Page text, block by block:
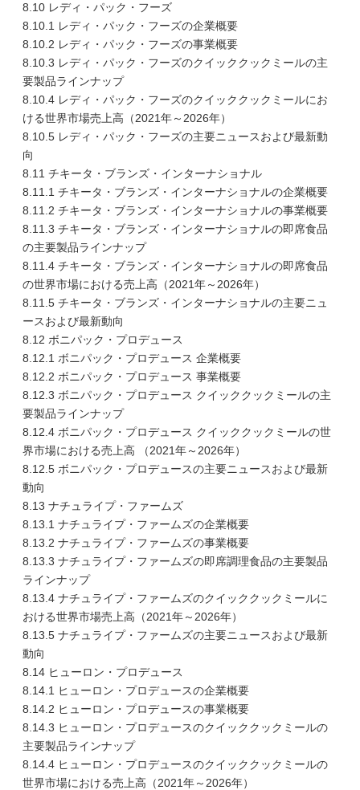
8.10 レディ・パック・フーズ
8.10.1 レディ・パック・フーズの企業概要
8.10.2 レディ・パック・フーズの事業概要
8.10.3 レディ・パック・フーズのクイッククックミールの主
要製品ラインナップ
8.10.4 レディ・パック・フーズのクイッククックミールにお
ける世界市場売上高（2021年～2026年）
8.10.5 レディ・パック・フーズの主要ニュースおよび最新動
向
8.11 チキータ・ブランズ・インターナショナル
8.11.1 チキータ・ブランズ・インターナショナルの企業概要
8.11.2 チキータ・ブランズ・インターナショナルの事業概要
8.11.3 チキータ・ブランズ・インターナショナルの即席食品
の主要製品ラインナップ
8.11.4 チキータ・ブランズ・インターナショナルの即席食品
の世界市場における売上高（2021年～2026年）
8.11.5 チキータ・ブランズ・インターナショナルの主要ニュ
ースおよび最新動向
8.12 ボニパック・プロデュース
8.12.1 ボニパック・プロデュース 企業概要
8.12.2 ボニパック・プロデュース 事業概要
8.12.3 ボニパック・プロデュース クイッククックミールの主
要製品ラインナップ
8.12.4 ボニパック・プロデュース クイッククックミールの世
界市場における売上高 （2021年～2026年）
8.12.5 ボニパック・プロデュースの主要ニュースおよび最新
動向
8.13 ナチュライプ・ファームズ
8.13.1 ナチュライプ・ファームズの企業概要
8.13.2 ナチュライプ・ファームズの事業概要
8.13.3 ナチュライプ・ファームズの即席調理食品の主要製品
ラインナップ
8.13.4 ナチュライプ・ファームズのクイッククックミールに
おける世界市場売上高（2021年～2026年）
8.13.5 ナチュライプ・ファームズの主要ニュースおよび最新
動向
8.14 ヒューロン・プロデュース
8.14.1 ヒューロン・プロデュースの企業概要
8.14.2 ヒューロン・プロデュースの事業概要
8.14.3 ヒューロン・プロデュースのクイッククックミールの
主要製品ラインナップ
8.14.4 ヒューロン・プロデュースのクイッククックミールの
世界市場における売上高（2021年～2026年）